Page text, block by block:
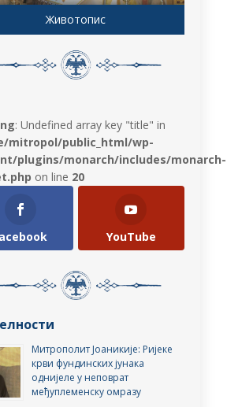
Животопис
: Undefined array key "title" in
mitropol/public_html/wp-
plugins/monarch/includes/monarch-
on line 20
YouTube
Митрополит Јоаникије: Ријеке
крви фундинских јунака
однијеле у неповрат
међуплеменску омразу